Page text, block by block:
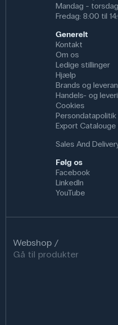
Mandag -
Fredag: 8:00 til
Generelt
Kontakt
Om os
Ledige stillinger
Hjælp
Brands og
Handels- og
Cookies
Persondatapolitik
Export Catalouge
Sales And
Følg os
Facebook
LinkedIn
YouTube
Webshop
Gå til produkter